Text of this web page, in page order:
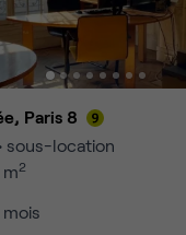
Paris 8
sous-location
2